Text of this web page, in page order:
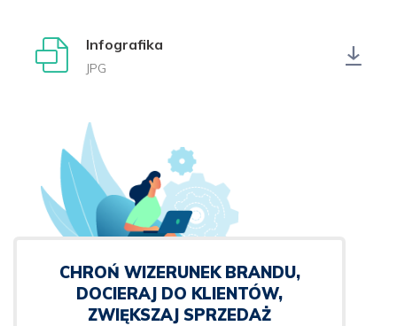
Infografika
JPG
CHROŃ WIZERUNEK BRANDU,
DOCIERAJ DO KLIENTÓW,
ZWIĘKSZAJ SPRZEDAŻ